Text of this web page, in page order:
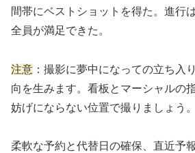
間帯にベストショットを得た。進行
全員が満足できた。
注意 ：撮影に夢中になっての立ち入
向を生みます。看板とマーシャルの
妨げにならない位置で撮りましょう。
柔軟な予約と代替日の確保、直近予